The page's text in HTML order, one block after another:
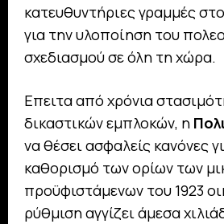
κατευθυντήριες γραμμές
για την υλοποίηση του
σχεδιασμού σε όλη τη χώρα.
Επειτα από χρόνια
δικαστικών εμπλοκών, η
να θέσει ασφαλείς κανόνες
καθορισμό των ορίων των
προϋφιστάμενων του 1923
ρύθμιση αγγίζει άμεσα